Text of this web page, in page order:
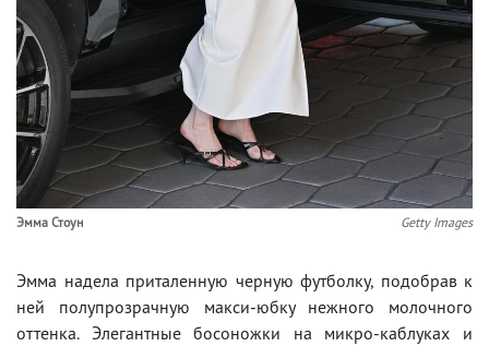
Эмма Стоун Getty Images
Эмма надела приталенную черную футболку, подобрав к
ней полупрозрачную макси-юбку нежного молочного
оттенка. Элегантные босоножки на микро-каблуках и